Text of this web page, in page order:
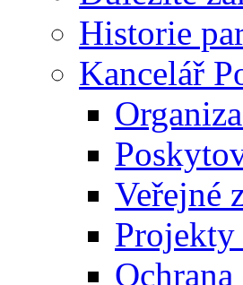
Historie
Kancelář
Veřejné
Projekty